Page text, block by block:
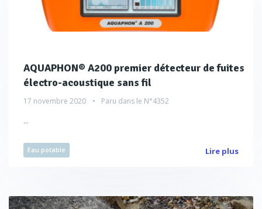
AQUAPHON® A200 premier détecteur de fuites
électro-acoustique sans fil
17 novembre 2020 Paru dans le N°4352
...
Eau potable Lire plus